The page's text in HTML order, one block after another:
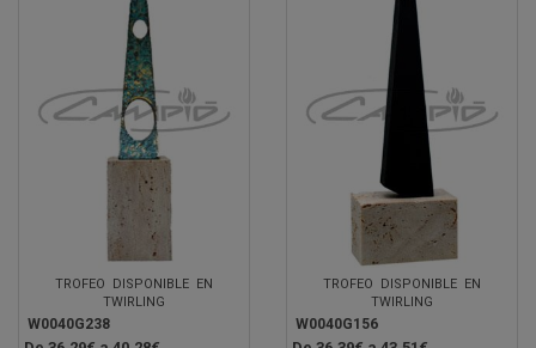
TROFEO DISPONIBLE EN
TWIRLING
W0040G238
TROFEO DISPONIBLE EN
TWIRLING
W0040G156